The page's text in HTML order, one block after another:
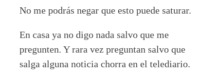
No me podrás negar que esto puede saturar.
En casa ya no digo nada salvo que me
pregunten. Y rara vez preguntan salvo que
salga alguna noticia chorra en el telediario.